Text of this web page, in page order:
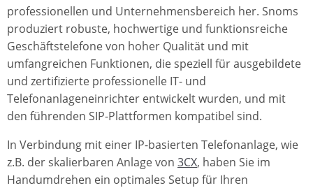
professionellen und Unternehmensbereich her. Snoms
produziert robuste, hochwertige und funktionsreiche
Geschäftstelefone von hoher Qualität und mit
umfangreichen Funktionen, die speziell für ausgebildete
und zertifizierte professionelle IT- und
Telefonanlageneinrichter entwickelt wurden, und mit
den führenden SIP-Plattformen kompatibel sind.
In Verbindung mit einer IP-basierten Telefonanlage, wie
z.B. der skalierbaren Anlage von 3CX, haben Sie im
Handumdrehen ein optimales Setup für Ihren